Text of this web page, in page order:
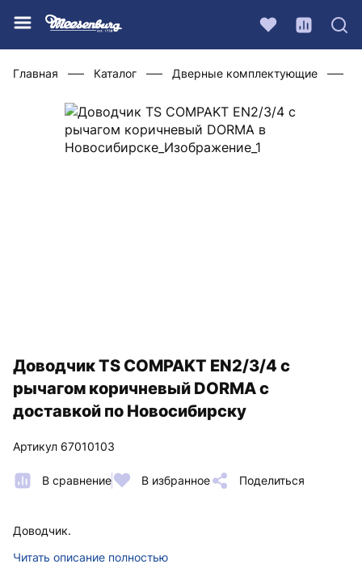
Главная Каталог Дверные комплектующие
Доводчик TS COMPAKT EN2/3/4 с
рычагом коричневый DORMA с
доставкой по Новосибирску
Артикул 67010103
В сравнение В избранное Поделиться
Доводчик.
Читать описание полностью